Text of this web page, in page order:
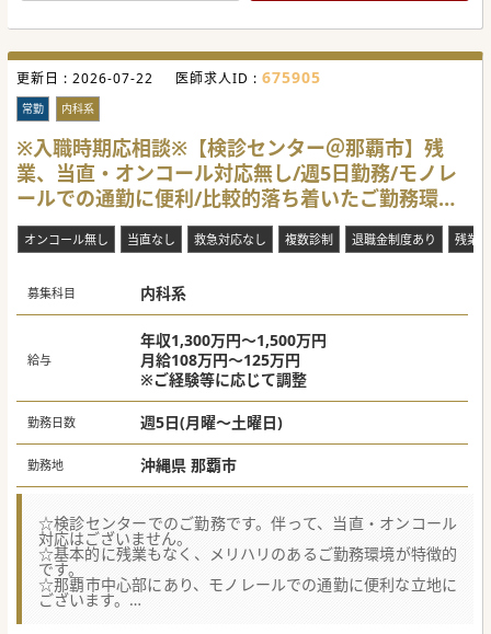
更新日 : 2026-07-22 医師求人ID : 675905
常勤 内科系
※入職時期応相談※【検診センター＠那覇市】残
業、当直・オンコール対応無し/週5日勤務/モノレ
ールでの通勤に便利/比較的落ち着いたご勤務環境
がございます。
オンコール無し 当直なし 救急対応なし 複数診制 退職金制度あり 残業
募集科目 内科系
給与
年収1,300万円～1,500万円
月給108万円～125万円
※ご経験等に応じて調整
勤務日数 週5日(月曜～土曜日)
勤務地 沖縄県 那覇市
☆検診センターでのご勤務です。伴って、当直・オンコール
対応はございません。
☆基本的に残業もなく、メリハリのあるご勤務環境が特徴的
です。
☆那覇市中心部にあり、モノレールでの通勤に便利な立地に
ございます。